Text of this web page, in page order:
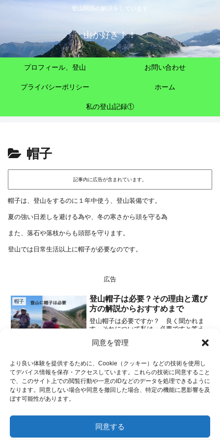
同意を管理
より良い体験を提供するために、Cookie（クッキー）などの技術を使用し
てデバイス情報を保存・アクセスしています。これらの技術に同意すること
で、このサイト上での閲覧行動や一意のIDなどのデータを処理できるように
なります。同意しない場合や同意を撤回した場合、特定の機能に悪影響を及
ぼす可能性があります。
同意する
登山関係の解説をしています
山が好き！！
プロフィール、登山 お問い合わせ
プライバシーポリシー ホーム
私の登山記録①
帽子
記事内に広告が含まれています。
帽子は、登山をするのに１年中使う、登山装備です。
夏の強い日差しを避ける為や、冬の寒さから頭を守る為
また、落石や落枝からも頭部を守ります。
登山では日常生活以上に帽子が必要なのです。
広告
帽子
登山帽子は必要？その理由と選び
方の解説からおすすめまで
登山帽子は必要ですか？ 良く聞かれま
す。それについて私は、必要ですと答え
避ける為や、冬の寒さから頭を守る為、
山中、帽子の役目はそれだけでは無いの
です。今回は、そんな帽子...
2025.06.20
広告
ホーム 登山装備